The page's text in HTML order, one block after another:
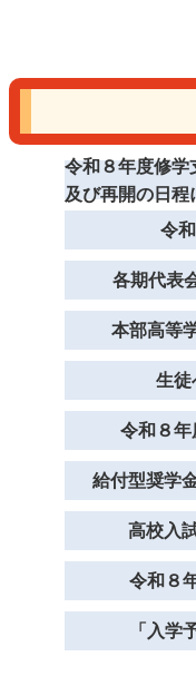
令和８年度修
及び再開の日程
令
各期代表
本部高等
生徒
令和８
給付型奨学
高校入
令和８
「入学